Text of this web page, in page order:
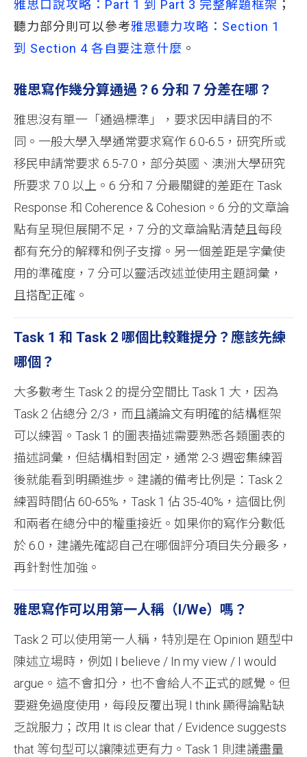
雅思口說攻略：Part 1 到 Part 3 完整解題框架 ；
聽力部分則可以參考雅思聽力攻略：Section 1
到 Section 4 各自要注意什麼 。
雅思寫作幾分算通過？6 分和 7 分差在哪？
雅思沒有單一「通過標準」，要求因申請目的不
同。一般大學入學通常要求寫作 6.0-6.5，研究所或
移民申請常要求 6.5-7.0，部分英國、澳洲大學研究
所要求 7.0 以上。6 分和 7 分最關鍵的差距在 Task
Response 和 Coherence & Cohesion。6 分的文章論
點有呈現但展開不足，7 分的文章論點清楚且每段
都有充分的解釋和例子支撐。另一個差距是字彙使
用的準確度，7 分可以靈活改述並使用主題詞彙，
且搭配正確。
Task 1 和 Task 2 哪個比較難提分？應該先練
哪個？
大多數考生 Task 2 的提分空間比 Task 1 大，因為
Task 2 佔總分 2/3，而且議論文有明確的結構框架
可以練習。Task 1 的圖表描述需要熟悉各類圖表的
描述詞彙，但結構相對固定，通常 2-3 週密集練習
後就能看到明顯進步。建議的備考比例是：Task 2
練習時間佔 60-65%，Task 1 佔 35-40%，這個比例
和兩者在總分中的權重接近。如果你的寫作分數低
於 6.0，建議先確認自己在哪個評分項目失分最多，
再針對性加強。
雅思寫作可以用第一人稱（I/We）嗎？
Task 2 可以使用第一人稱，特別是在 Opinion 題型中
陳述立場時，例如 I believe / In my view / I would
argue。這不會扣分，也不會給人不正式的感覺。但
要避免過度使用，每段反覆出現 I think 顯得論點缺
乏說服力；改用 It is clear that / Evidence suggests
that 等句型可以讓陳述更有力。Task 1 則建議盡量